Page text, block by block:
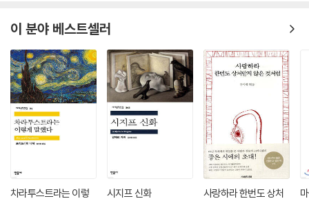
이 분야 베스트셀러
차라투스트라는 이렇
시지프 신화
사랑하라 한번도 상처